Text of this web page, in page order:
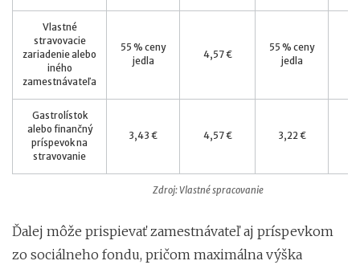
Zdroj: Vlastné spracovanie
Vlastné
stravovacie
zariadenie alebo
iného
zamestnávateľa
55 % ceny
jedla
4,57 €
55 % ceny
jedla
Gastrolístok
alebo finančný
príspevok na
stravovanie
3,43 € 4,57 € 3,22 €
Ďalej môže prispievať zamestnávateľ aj príspevkom
zo sociálneho fondu, pričom maximálna výška